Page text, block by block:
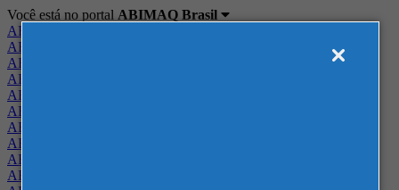
Você está no portal ABIMAQ Brasil
ABIMAQ Brasil
ABIMAQ Minas Gerais
ABIMAQ Norte-Nordeste
ABIMAQ Paraná
ABIMAQ Piracicaba
ABIMAQ Ribeirão Preto
ABIMAQ Rio de Janeiro
ABIMAQ Rio Grande do Sul
ABIMAQ Santa Catarina
ABIMAQ São Paulo